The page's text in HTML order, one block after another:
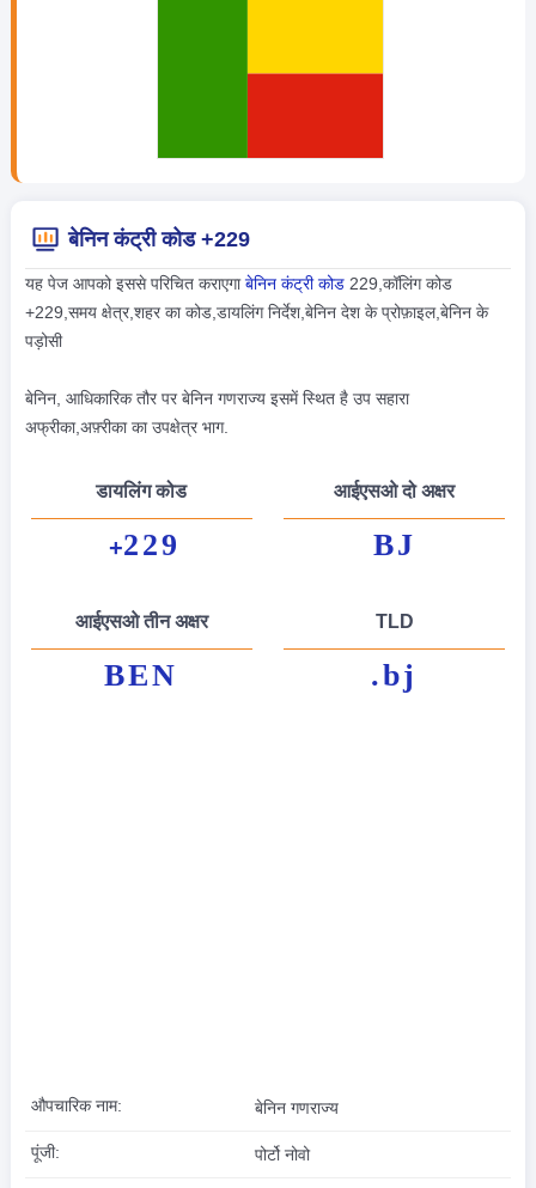
बेनिन कंट्री कोड +229
यह पेज आपको इससे परिचित कराएगाबेनिन कंट्री कोड 229,कॉलिंग कोड
+229,समय क्षेत्र,शहर का कोड,डायलिंग निर्देश,बेनिन देश के प्रोफ़ाइल,बेनिन के
पड़ोसी
बेनिन, आधिकारिक तौर पर बेनिन गणराज्य इसमें स्थित है उप सहारा
अफ्रीका,अफ़्रीका का उपक्षेत्र भाग.
डायलिंग कोड
+229
आईएसओ दो अक्षर
BJ
आईएसओ तीन अक्षर
BEN
TLD
.bj
औपचारिक नाम: बेनिन गणराज्य
पूंजी: पोर्टो नोवो